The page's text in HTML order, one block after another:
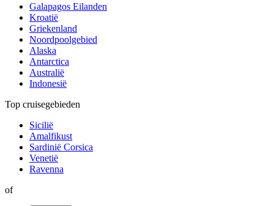
Galapagos Eilanden
Kroatië
Griekenland
Noordpoolgebied
Alaska
Antarctica
Australië
Indonesië
Top cruisegebieden
Sicilië
Amalfikust
Sardinië Corsica
Venetië
Ravenna
of